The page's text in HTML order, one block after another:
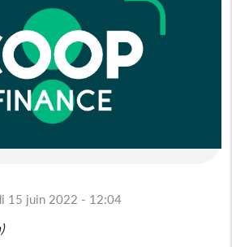
15 juin 2022 - 12:04